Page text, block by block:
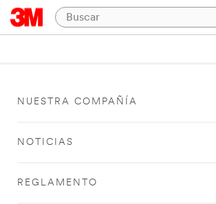
NUESTRA COMPAÑÍA
NOTICIAS
REGLAMENTO